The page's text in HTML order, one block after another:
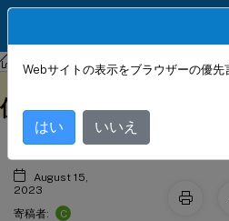
NetScaler NetScaler 13.1 クラ
クラスターリンクア
使用して展開されたク
ドを削除
August 15,
2023
寄稿者:
C
Webサイトの表示をブラウザーの優先
はい いいえ